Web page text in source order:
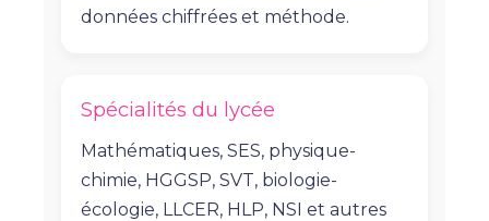
données chiffrées et méthode.
Spécialités du lycée
Mathématiques, SES, physique-
chimie, HGGSP, SVT, biologie-
écologie, LLCER, HLP, NSI et autres